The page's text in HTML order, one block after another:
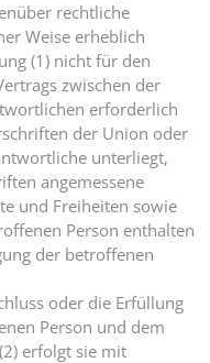
rechtliche
Weise erheblich
(1) nicht für den
zwischen der
erforderlich
der Union oder
unterliegt,
angemessene
und Freiheiten sowie
Person enthalten
der betroffenen
oder die Erfüllung
Person und dem
erfolgt sie mit